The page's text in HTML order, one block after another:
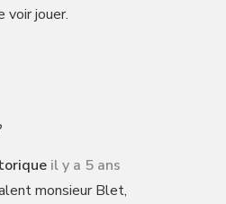
voir jouer.
il y a 5 ans
monsieur Blet,